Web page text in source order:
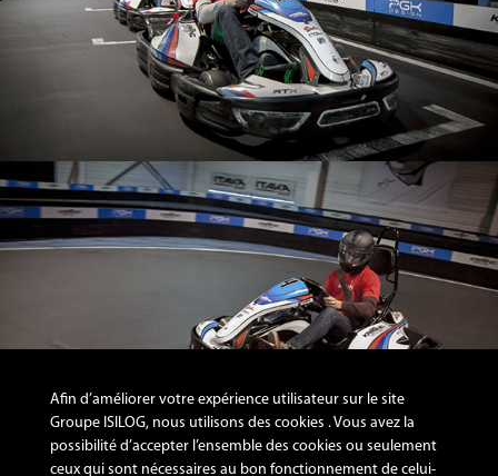
Afin d’améliorer votre expérience utilisateur sur le site
Groupe ISILOG, nous utilisons des cookies . Vous avez la
possibilité d’accepter l’ensemble des cookies ou seulement
ceux qui sont nécessaires au bon fonctionnement de celui-